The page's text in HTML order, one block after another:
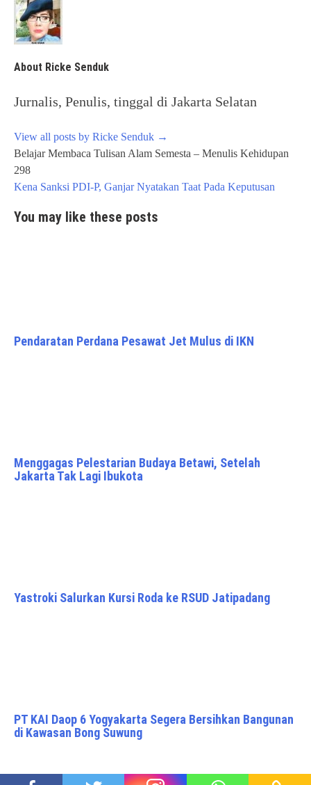
About Ricke Senduk
Jurnalis, Penulis, tinggal di Jakarta Selatan
View all posts by Ricke Senduk →
Post
navigation
Belajar Membaca Tulisan Alam Semesta – Menulis Kehidupan
298
Kena Sanksi PDI-P, Ganjar Nyatakan Taat Pada Keputusan
You may like these posts
Pendaratan Perdana Pesawat Jet Mulus di IKN
Menggagas Pelestarian Budaya Betawi, Setelah
Jakarta Tak Lagi Ibukota
Yastroki Salurkan Kursi Roda ke RSUD Jatipadang
PT KAI Daop 6 Yogyakarta Segera Bersihkan Bangunan
di Kawasan Bong Suwung